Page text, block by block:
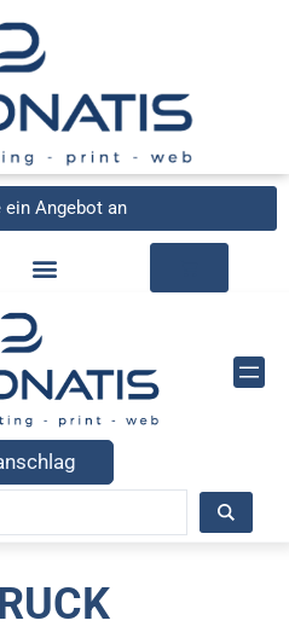
ein Angebot an